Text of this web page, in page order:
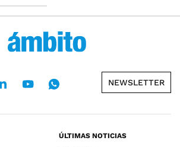
NEWSLETTER
ÚLTIMAS NOTICIAS